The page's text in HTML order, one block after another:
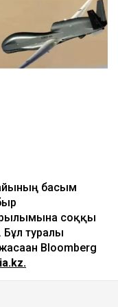
басым
соққы
Бұл туралы
Bloomberg